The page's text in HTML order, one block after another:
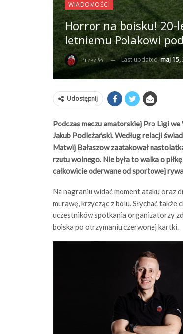
WIADOMOŚCI
Horror na boisku! 20-
letniemu Polakowi
Przez % Last updatedmaj 15,
Udostępnij
Podczas meczu amatorskiej Pro Ligi
Jakub Podleżański. Według relacji
Matwij Bałaszow zaatakował
rzutu wolnego. Nie była to walka o
całkowicie oderwane od sportowej
Na nagraniu widać moment ataku oraz
murawę, krzycząc z bólu. Słychać
uczestników spotkania organizatorzy
boiska po otrzymaniu czerwonej kartki.